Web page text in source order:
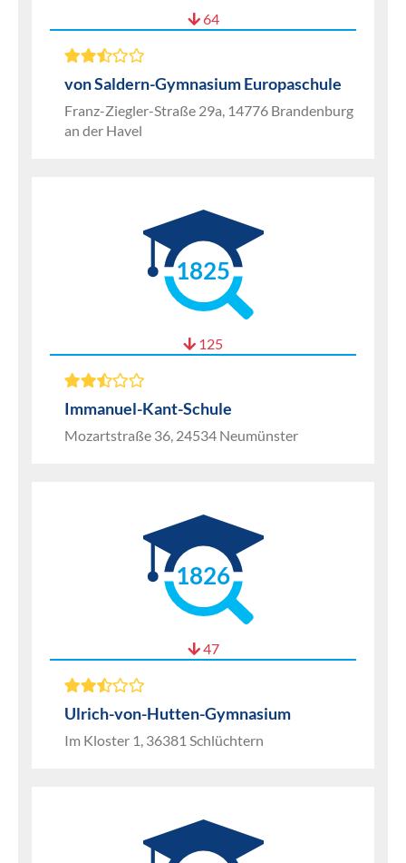
64
von Saldern-Gymnasium Europaschule
Franz-Ziegler-Straße 29a, 14776 Brandenburg
an der Havel
1825
125
Immanuel-Kant-Schule
Mozartstraße 36, 24534 Neumünster
1826
47
Ulrich-von-Hutten-Gymnasium
Im Kloster 1, 36381 Schlüchtern